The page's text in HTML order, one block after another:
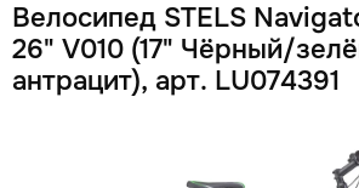
Велосипед STELS
26" V010 (17" Чёрный/
антрацит), арт. LU074391